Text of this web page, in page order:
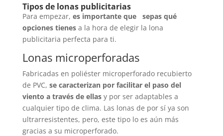
Tipos de lonas publicitarias
Para empezar, es importante que sepas qué
opciones tienesa la hora de elegir la lona
publicitaria perfecta para ti.
Lonas microperforadas
Fabricadas en poliéster microperforado recubierto
de PVC, se caracterizan por facilitar el paso del
viento a través de ellasy por ser adaptables a
cualquier tipo de clima. Las lonas de por sí ya son
ultrarresistentes, pero, este tipo lo es aún más
gracias a su microperforado.